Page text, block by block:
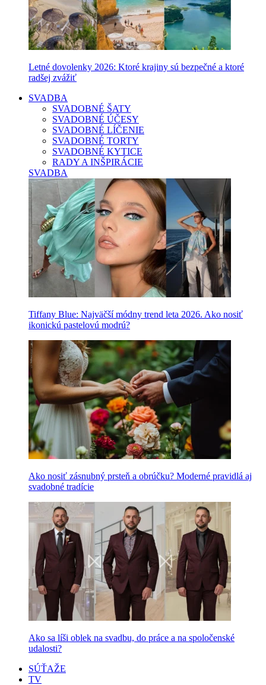
Letné dovolenky 2026: Ktoré krajiny sú bezpečné a ktoré
radšej zvážiť
SVADBA
SVADOBNÉ ŠATY
SVADOBNÉ ÚČESY
SVADOBNÉ LÍČENIE
SVADOBNÉ TORTY
SVADOBNÉ KYTICE
RADY A INŠPIRÁCIE
SVADBA
Tiffany Blue: Najväčší módny trend leta 2026. Ako nosiť
ikonickú pastelovú modrú?
Ako nosiť zásnubný prsteň a obrúčku? Moderné pravidlá aj
svadobné tradície
Ako sa líši oblek na svadbu, do práce a na spoločenské
udalosti?
SÚŤAŽE
TV